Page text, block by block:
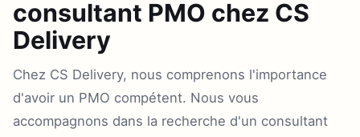
consultant PMO chez CS
Delivery
Chez CS Delivery, nous comprenons l'importance
d'avoir un PMO compétent. Nous vous
accompagnons dans la recherche d'un consultant